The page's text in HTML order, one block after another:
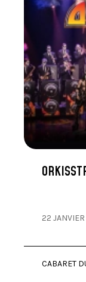
22
CABARET